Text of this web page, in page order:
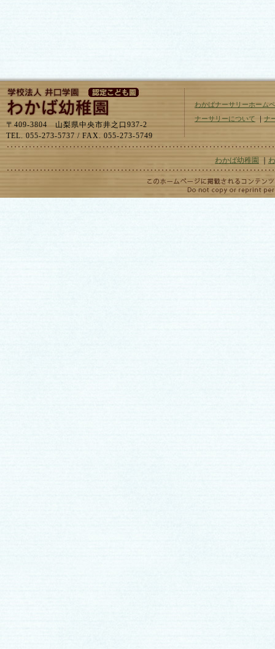
〒409-3804 山梨県中央市井之口937-2
TEL. 055-273-5737 / FAX. 055-273-5749
わかばナーサリーホーム
ナーサリーについて ｜ ナ
わかば幼稚園